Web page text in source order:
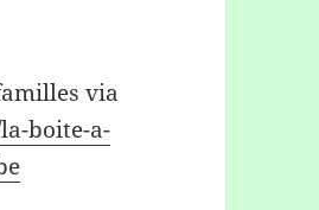
via
boite-a-